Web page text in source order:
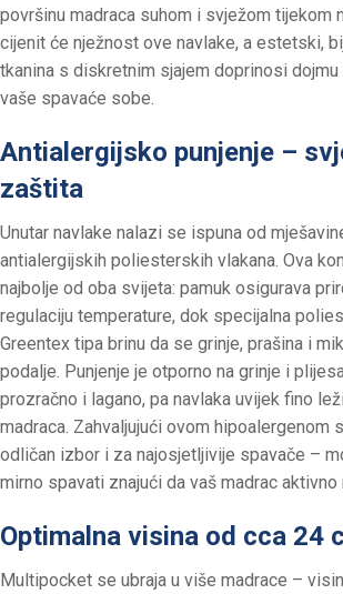
površinu madraca suhom i svježom tijekom
cijenit će nježnost ove navlake, a estetski,
tkanina s diskretnim sjajem doprinosi
vaše spavaće sobe.
Antialergijsko punjenje –
zaštita
Unutar navlake nalazi se ispuna od
antialergijskih poliesterskih vlakana. Ova
najbolje od oba svijeta: pamuk osigurava
regulaciju temperature, dok specijalna
Greentex tipa brinu da se grinje, prašina i
podalje. Punjenje je otporno na grinje i
prozračno i lagano, pa navlaka uvijek fino
madraca. Zahvaljujući ovom hipoalergenom
odličan izbor i za najosjetljivije spavače –
mirno spavati znajući da vaš madrac
Optimalna visina od cca 24
Multipocket se ubraja u više madrace –